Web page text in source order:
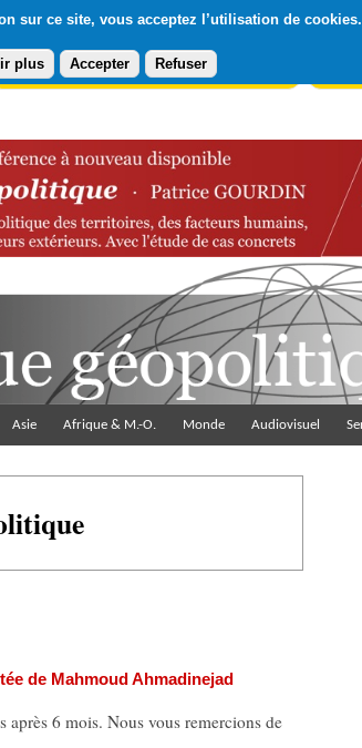
sur ce site, vous acceptez l’utilisation de cookies.
plus Accepter Refuser
gratuit à la Lettre du Diploweb
Asie Afrique & M.-O. Monde Audiovisuel
de Mahmoud Ahmadinejad
après 6 mois. Nous vous remercions de